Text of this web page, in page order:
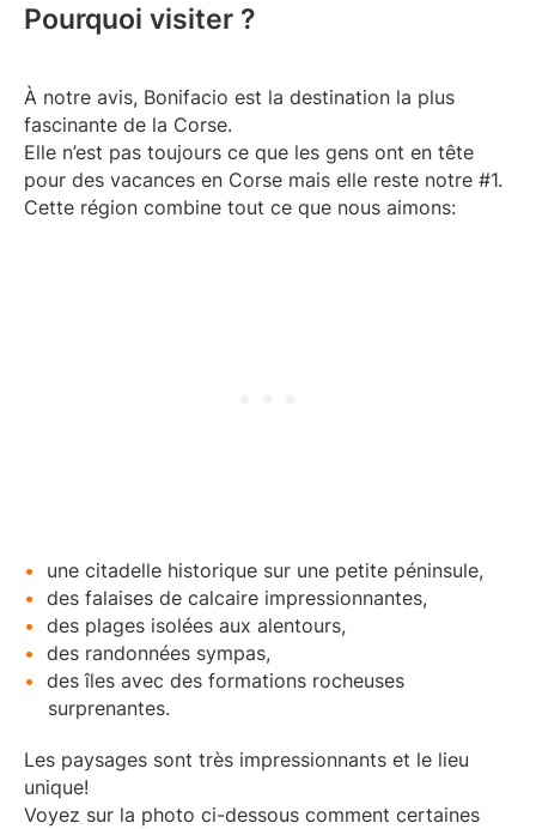
Pourquoi visiter ?
À notre avis, Bonifacio est la destination la plus
fascinante de la Corse.
Elle n’est pas toujours ce que les gens ont en tête
pour des vacances en Corse mais elle reste notre #1.
Cette région combine tout ce que nous aimons:
une citadelle historique sur une petite péninsule,
des falaises de calcaire impressionnantes,
des plages isolées aux alentours,
des randonnées sympas,
des îles avec des formations rocheuses
surprenantes.
Les paysages sont très impressionnants et le lieu
unique!
Voyez sur la photo ci-dessous comment certaines